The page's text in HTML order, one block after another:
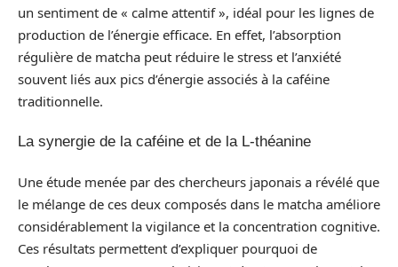
un sentiment de « calme attentif », idéal pour les lignes de
production de l’énergie efficace. En effet, l’absorption
régulière de matcha peut réduire le stress et l’anxiété
souvent liés aux pics d’énergie associés à la caféine
traditionnelle.
La synergie de la caféine et de la L-théanine
Une étude menée par des chercheurs japonais a révélé que
le mélange de ces deux composés dans le matcha améliore
considérablement la vigilance et la concentration cognitive.
Ces résultats permettent d’expliquer pourquoi de